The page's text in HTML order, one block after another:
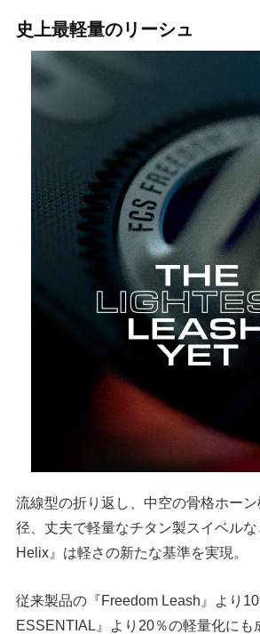
史上最軽量のリーシュ
流線型の折り返し、中空の骨格ホー
径、丈夫で軽量なチタン製スイベル
Helix』は軽さの新たな基準を実現。
従来製品の『Freedom Leash』より
ESSENTIAL』より20％の軽量化にも